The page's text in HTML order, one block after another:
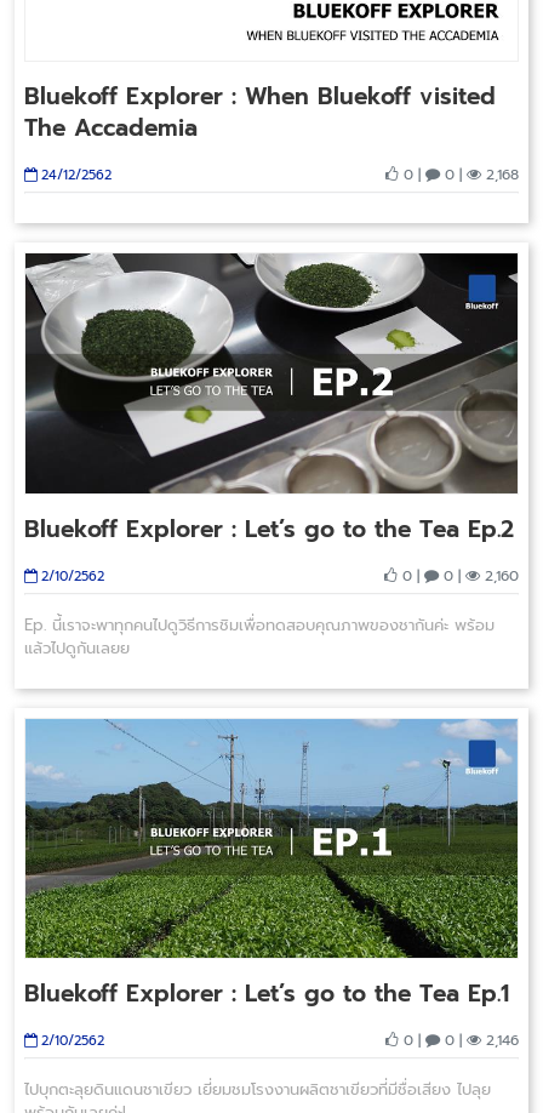
Bluekoff Explorer : When Bluekoff visited
The Accademia
24/12/2562 0 | 0 | 2,168
Bluekoff Explorer : Let’s go to the Tea Ep.2
2/10/2562 0 | 0 | 2,160
Ep. นี้เราจะพาทุกคนไปดูวิธีการชิมเพื่อทดสอบคุณภาพของชากันค่ะ พร้อม
แล้วไปดูกันเลยย
Bluekoff Explorer : Let’s go to the Tea Ep.1
2/10/2562 0 | 0 | 2,146
ไปบุกตะลุยดินแดนชาเขียว เยี่ยมชมโรงงานผลิตชาเขียวที่มีชื่อเสียง ไปลุย